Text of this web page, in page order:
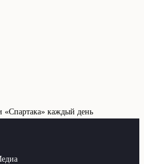
«Спартака» каждый день